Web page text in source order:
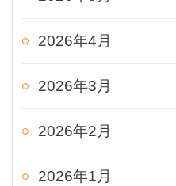
2026年4月
2026年3月
2026年2月
2026年1月